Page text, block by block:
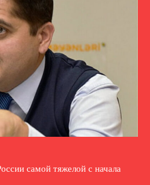
самой тяжелой с начала